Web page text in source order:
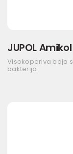
JUPOL Amikol
Visokoperiva boja
bakterija